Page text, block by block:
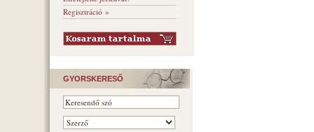
Regisztráció »
GYORSKERESŐ